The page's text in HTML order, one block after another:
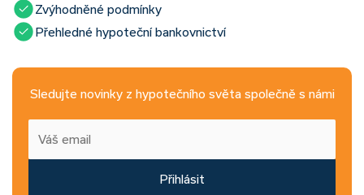
Zvýhodněné podmínky
Přehledné hypoteční bankovnictví
Sledujte novinky z hypotečního světa společně s námi
Přihlásit